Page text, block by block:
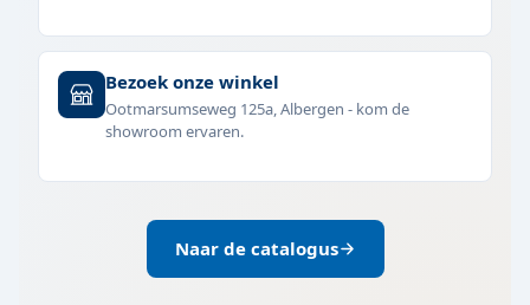
Bezoek onze winkel
Ootmarsumseweg 125a, Albergen - kom de
showroom ervaren.
Naar de catalogus